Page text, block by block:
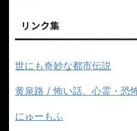
リンク集
世にも奇妙な都市伝説
黄泉路 / 怖い話、心霊・恐
にゅーもふ